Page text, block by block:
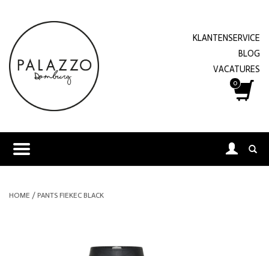
KLANTENSERVICE
BLOG
VACATURES
0
HOME / PANTS FIEKEC BLACK